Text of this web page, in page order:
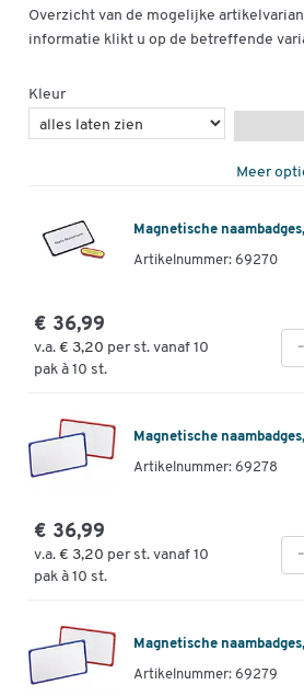
Overzicht van de mogelijke
informatie klikt u op de betreffende
Kleur
Meer
Magnetische
Artikelnummer: 69270
€ 36,99
v.a. € 3,20 per st. vanaf 10
pak à 10 st.
-
Magnetische
Artikelnummer: 69278
€ 36,99
v.a. € 3,20 per st. vanaf 10
pak à 10 st.
-
Magnetische
Artikelnummer: 69279